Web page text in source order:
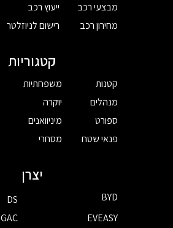
מבצעי רכב
מחירון רכב
ייעוץ רכב
רישום לניוזלטר
קטגוריות
קטנות
מנהלים
ספורט
פנאי שטח
משפחתיות
יוקרה
מיניוואנים
מסחרי
יצרן
BYD
DS
EVEASY
GAC